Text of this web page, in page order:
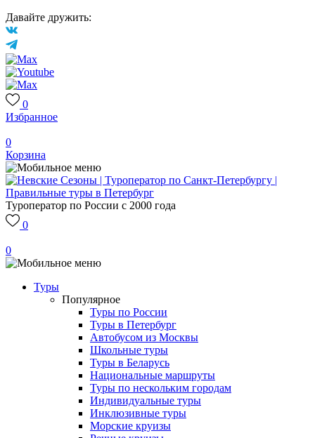
Давайте дружить:
0
Избранное
0
Корзина
Туроператор по России с 2000 года
0
0
Туры
Популярное
Туры по России
Туры в Петербург
Автобусом из Москвы
Школьные туры
Туры в Беларусь
Национальные маршруты
Туры по нескольким городам
Индивидуальные туры
Инклюзивные туры
Морские круизы